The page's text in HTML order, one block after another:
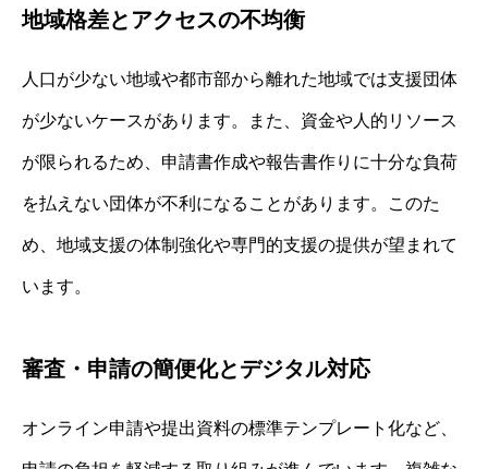
地域格差とアクセスの不均衡
人口が少ない地域や都市部から離れた地域では支援団体
が少ないケースがあります。また、資金や人的リソース
が限られるため、申請書作成や報告書作りに十分な負荷
を払えない団体が不利になることがあります。このた
め、地域支援の体制強化や専門的支援の提供が望まれて
います。
審査・申請の簡便化とデジタル対応
オンライン申請や提出資料の標準テンプレート化など、